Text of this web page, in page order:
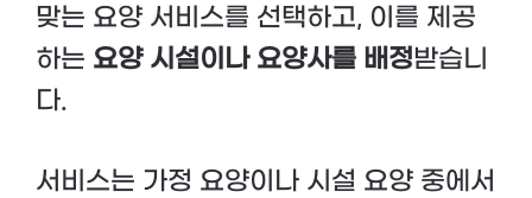
맞는 요양 서비스를 선택하고, 이를 제공
하는 요양 시설이나 요양사를 배정받습니
다.
서비스는 가정 요양이나 시설 요양 중에서